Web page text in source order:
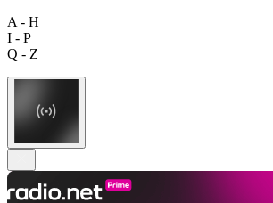
A - H
I - P
Q - Z